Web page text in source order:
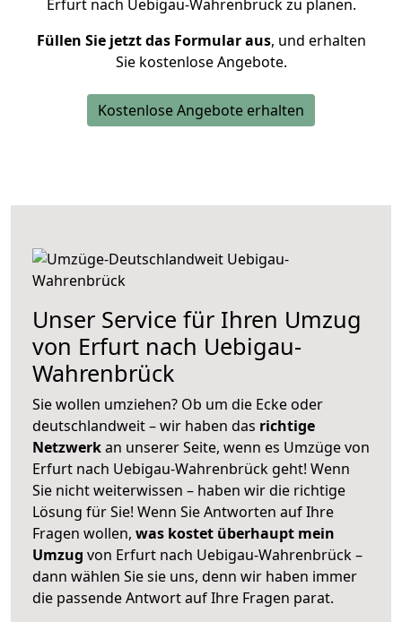
Erfurt nach Uebigau-Wahrenbrück zu planen.
Füllen Sie jetzt das Formular aus, und erhalten
Sie kostenlose Angebote.
Kostenlose Angebote erhalten
Unser Service für Ihren Umzug
von Erfurt nach Uebigau-
Wahrenbrück
Sie wollen umziehen? Ob um die Ecke oder
deutschlandweit – wir haben das richtige
Netzwerkan unserer Seite, wenn es Umzüge von
Erfurt nach Uebigau-Wahrenbrück geht! Wenn
Sie nicht weiterwissen – haben wir die richtige
Lösung für Sie! Wenn Sie Antworten auf Ihre
Fragen wollen, was kostet überhaupt mein
Umzug von Erfurt nach Uebigau-Wahrenbrück –
dann wählen Sie sie uns, denn wir haben immer
die passende Antwort auf Ihre Fragen parat.